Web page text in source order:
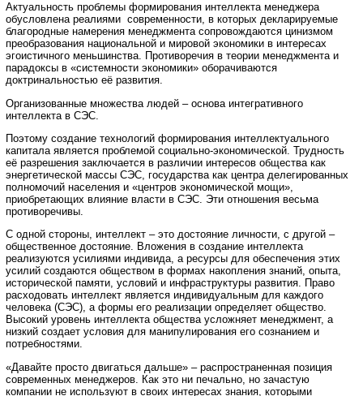
Актуальность проблемы формирования интеллекта менеджера
обусловлена реалиями современности, в которых декларируемые
благородные намерения менеджмента сопровождаются цинизмом
преобразования национальной и мировой экономики в интересах
эгоистичного меньшинства. Противоречия в теории менеджмента и
парадоксы в «системности экономики» оборачиваются
доктринальностью её развития.
Организованные множества людей – основа интегративного
интеллекта в СЭС.
Поэтому создание технологий формирования интеллектуального
капитала является проблемой социально-экономической. Трудность
её разрешения заключается в различии интересов общества как
энергетической массы СЭС, государства как центра делегированных
полномочий населения и «центров экономической мощи»,
приобретающих влияние власти в СЭС. Эти отношения весьма
противоречивы.
С одной стороны, интеллект – это достояние личности, с другой –
общественное достояние. Вложения в создание интеллекта
реализуются усилиями индивида, а ресурсы для обеспечения этих
усилий создаются обществом в формах накопления знаний, опыта,
исторической памяти, условий и инфраструктуры развития. Право
расходовать интеллект является индивидуальным для каждого
человека (СЭС), а формы его реализации определяет общество.
Высокий уровень интеллекта общества усложняет менеджмент, а
низкий создает условия для манипулирования его сознанием и
потребностями.
«Давайте просто двигаться дальше» – распространенная позиция
современных менеджеров. Как это ни печально, но зачастую
компании не используют в своих интересах знания, которыми